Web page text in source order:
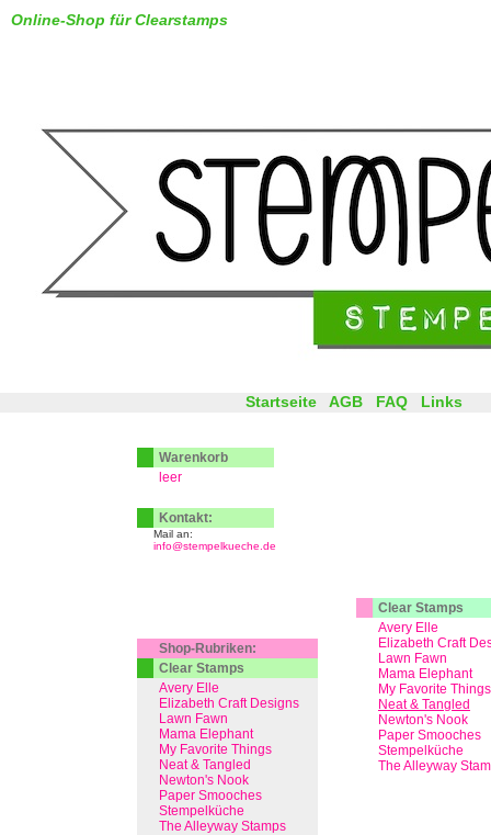
Online-Shop für Clearstamps
Clear Stamps
Avery Elle
Elizabeth Craft
Lawn Fawn
Mama Elephant
My Favorite Things
Neat & Tangled
Newton's Nook
Paper Smooches
Stempelküche
The Alleyway
Startseite AGB FAQ Links
Warenkorb
leer
Kontakt:
Mail an:
info@stempelkueche.de
Shop-Rubriken:
Clear Stamps
Avery Elle
Elizabeth Craft Designs
Lawn Fawn
Mama Elephant
My Favorite Things
Neat & Tangled
Newton's Nook
Paper Smooches
Stempelküche
The Alleyway Stamps